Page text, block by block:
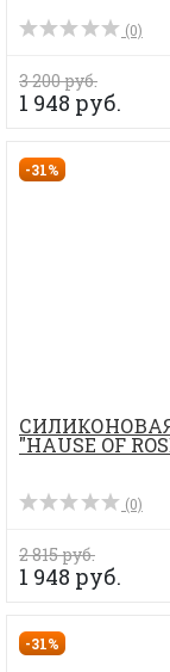
(0)
3 200 руб.
1 948 руб.
-31%
"HAUSE OF
(0)
2 815 руб.
1 948 руб.
-31%